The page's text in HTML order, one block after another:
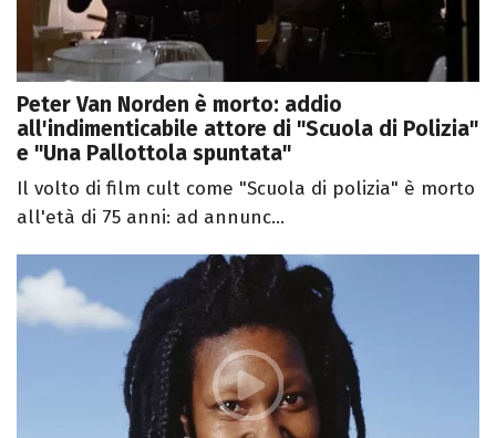
Peter Van Norden è morto: addio
all'indimenticabile attore di "Scuola di Polizia"
e "Una Pallottola spuntata"
Il volto di film cult come "Scuola di polizia" è morto
all'età di 75 anni: ad annunc...